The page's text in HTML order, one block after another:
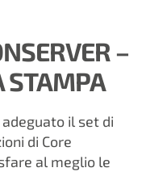
–
STAMPA
il set di
di Core
al meglio le